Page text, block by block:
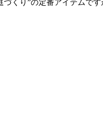
くり”の定番アイテムで